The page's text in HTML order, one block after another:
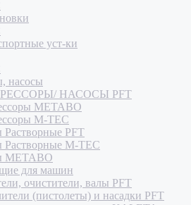
уст-ки
насосы
НАСОСЫ PFT
METABO
M-TEC
Растворные PFT
Растворные M-TEC
METABO
для машин
очистители, валы PFT
(пистолеты) и насадки PFT